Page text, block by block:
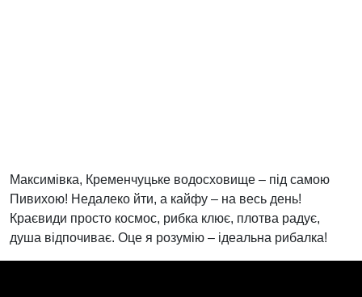
Максимівка, Кременчуцьке водосховище – під самою
Пивихою! Недалеко йти, а кайфу – на весь день!
Краєвиди просто космос, рибка клює, плотва радує,
душа відпочиває. Оце я розумію – ідеальна рибалка!